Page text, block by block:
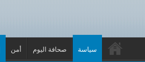
سياسة صحافة اليوم أمن